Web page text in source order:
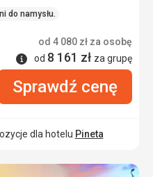
do namysłu.
od 4 080 zł za osobę
Informacje
od 8 161 zł za grupę
Sprawdź cenę
dla hotelu Pineta